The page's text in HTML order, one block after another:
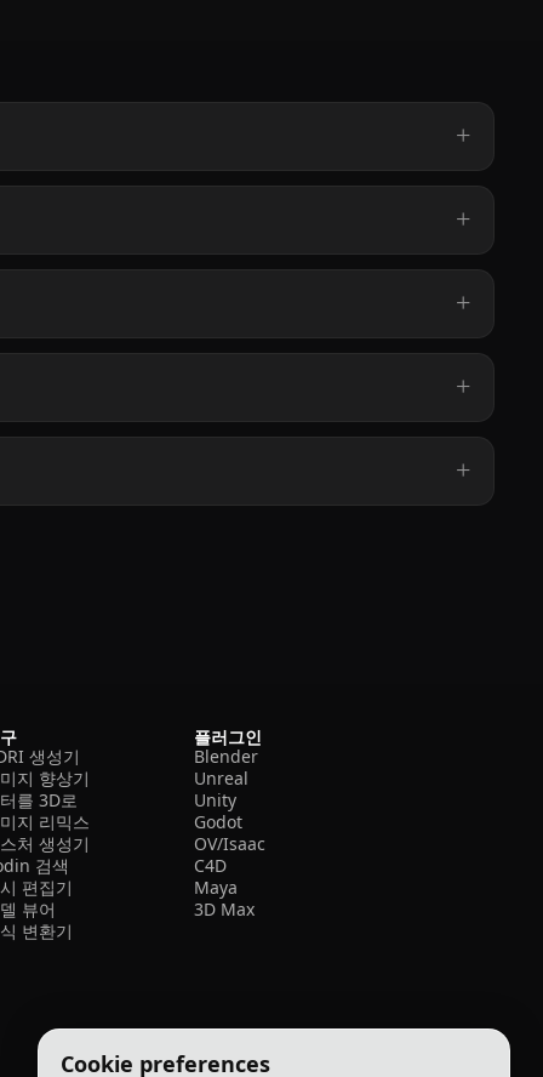
Cookie preferences
생성기
지 향상기
를 3D로
지 리믹스
처 생성기
검색
편집기
뷰어
변환기
플러그인
Blender
Unreal
Unity
Godot
OV/Isaac
C4D
Maya
3D Max